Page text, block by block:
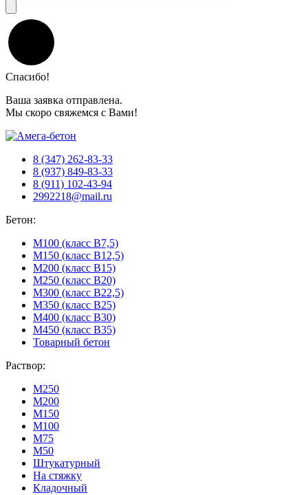
Спасибо!
Ваша заявка отправлена.
Мы скоро свяжемся с Вами!
8 (347) 262-83-33
8 (937) 849-83-33
8 (911) 102-43-94
2992218@mail.ru
Бетон:
М100 (класс B7,5)
М150 (класс B12,5)
М200 (класс B15)
М250 (класс B20)
М300 (класс B22,5)
М350 (класс B25)
М400 (класс B30)
М450 (класс B35)
Товарный бетон
Раствор:
М250
М200
М150
М100
М75
М50
Штукатурный
На стяжку
Кладочный